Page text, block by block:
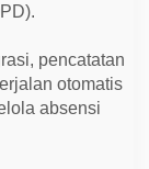
pencatatan
otomatis
absensi